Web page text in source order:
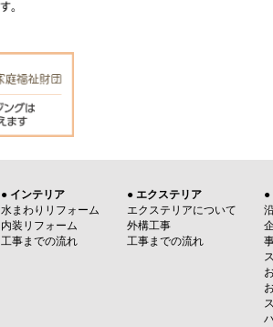
● インテリア
水まわりリフォーム
内装リフォーム
工事までの流れ
● エクステリア
エクステリアについて
外構工事
工事までの流れ
●